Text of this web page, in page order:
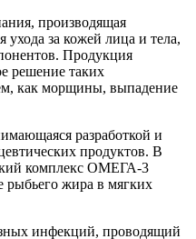
производящая
ухода за кожей лица и тела,
Продукция
решение таких
как морщины, выпадение
разработкой и
продуктов. В
комплекс ОМЕГА-3
жира в мягких
инфекций, проводящий